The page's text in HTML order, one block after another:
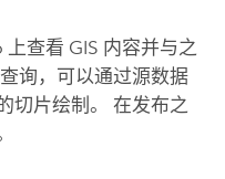
查看 GIS 内容并与之
询，可以通过源数据
切片绘制。 在发布之